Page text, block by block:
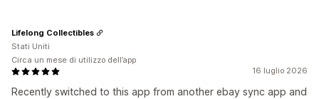
16 luglio 2026
Recently switched to this app from another ebay sync app and
Lifelong Collectibles
Stati Uniti
Circa un mese di utilizzo dell’app